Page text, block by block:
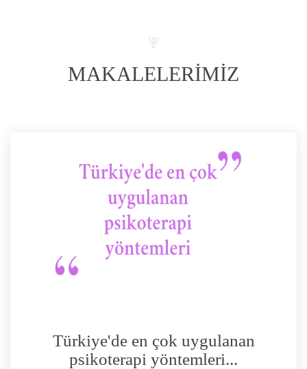
MAKALELERİMİZ
Türkiye'de en çok uygulanan
psikoterapi yöntemleri...